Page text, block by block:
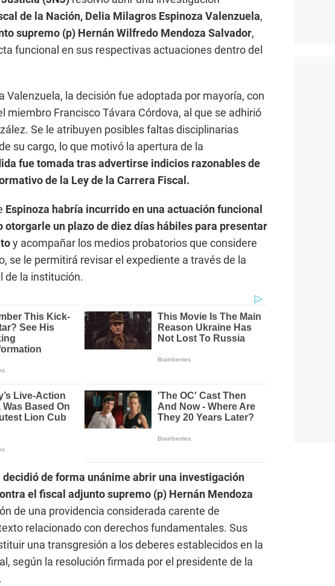
de la Nación, Delia Milagros Espinoza Valenzuela,
supremo (p) Hernán Wilfredo Mendoza Salvador,
funcional en sus respectivas actuaciones dentro del
Valenzuela, la decisión fue adoptada por mayoría, con
miembro Francisco Távara Córdova, al que se adhirió
Se le atribuyen posibles faltas disciplinarias
su cargo, lo que motivó la apertura de la
fue tomada tras advertirse indicios razonables de
de la Ley de la Carrera Fiscal.
Espinoza habría incurrido en una actuación funcional
otorgarle un plazo de diez días hábiles para presentar
y acompañar los medios probatorios que considere
se le permitirá revisar el expediente a través de la
de la institución.
decidió de forma unánime abrir una investigación
el fiscal adjunto supremo (p) Hernán Mendoza
de una providencia considerada carente de
relacionado con derechos fundamentales. Sus
una transgresión a los deberes establecidos en la
según la resolución firmada por el presidente de la